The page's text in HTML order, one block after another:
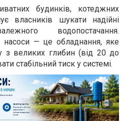
будинків, котеджних
власників шукати надійні
водопостачання.
насоси — це обладнання, яке
з великих глибин (від 20 до
стабільний тиск у системі.